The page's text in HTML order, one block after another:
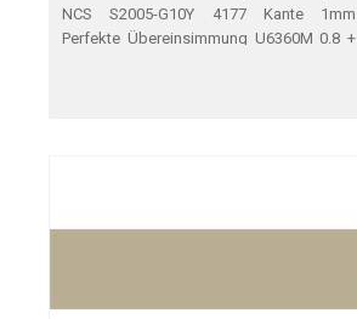
NCS S2005-G10Y 4177 Kante 1mm
Perfekte Übereinsimmung U6360M 0.8 +